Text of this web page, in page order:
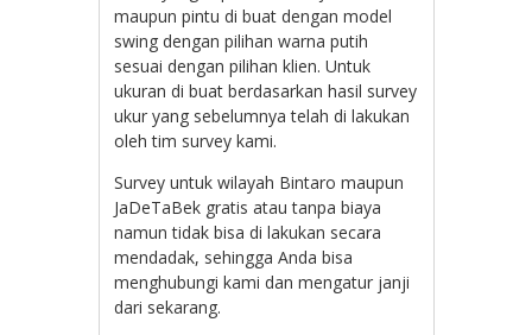
maupun pintu di buat dengan model
swing dengan pilihan warna putih
sesuai dengan pilihan klien. Untuk
ukuran di buat berdasarkan hasil survey
ukur yang sebelumnya telah di lakukan
oleh tim survey kami.
Survey untuk wilayah Bintaro maupun
JaDeTaBek gratis atau tanpa biaya
namun tidak bisa di lakukan secara
mendadak, sehingga Anda bisa
menghubungi kami dan mengatur janji
dari sekarang.